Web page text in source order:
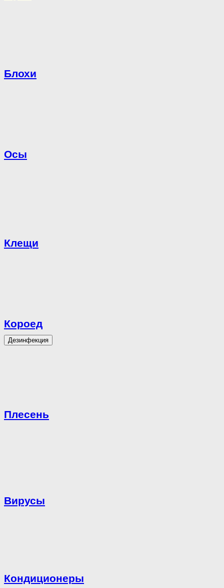
Блохи
Осы
Клещи
Короед
Дезинфекция
Плесень
Вирусы
Кондиционеры